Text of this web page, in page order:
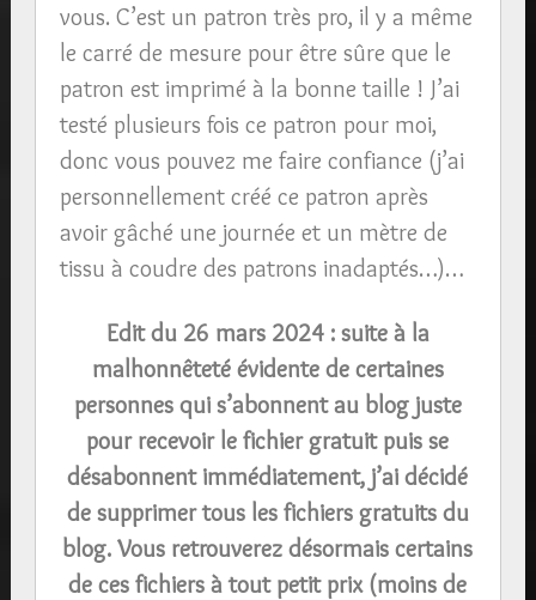
vous. C’est un patron très pro, il y a même
le carré de mesure pour être sûre que le
patron est imprimé à la bonne taille ! J’ai
testé plusieurs fois ce patron pour moi,
donc vous pouvez me faire confiance (j’ai
personnellement créé ce patron après
avoir gâché une journée et un mètre de
tissu à coudre des patrons inadaptés…)…
Edit du 26 mars 2024 : suite à la
malhonnêteté évidente de certaines
personnes qui s’abonnent au blog juste
pour recevoir le fichier gratuit puis se
désabonnent immédiatement, j’ai décidé
de supprimer tous les fichiers gratuits du
blog. Vous retrouverez désormais certains
de ces fichiers à tout petit prix (moins de